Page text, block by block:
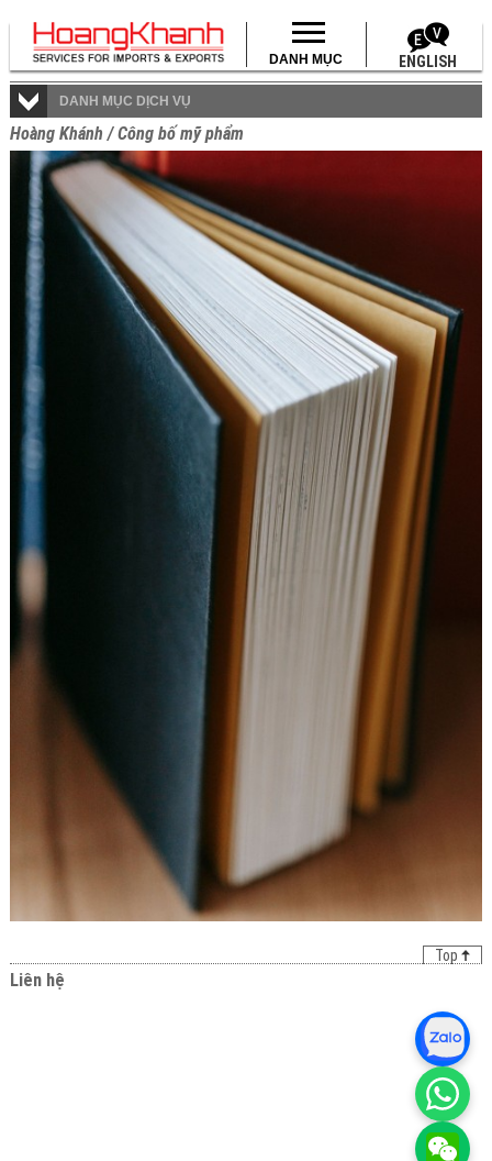
DANH MỤC ENGLISH
DANH MỤC DỊCH VỤ
Hoàng Khánh /Công bố mỹ phẩm
Top
Liên hệ